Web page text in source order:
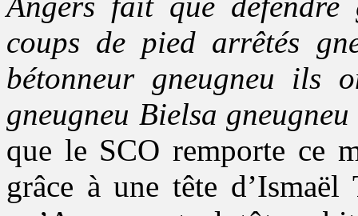
coups de pied arrêtés
bétonneur gneugneu ils
gneugneu Bielsa gneugneu
que le SCO remporte ce
grâce à une tête